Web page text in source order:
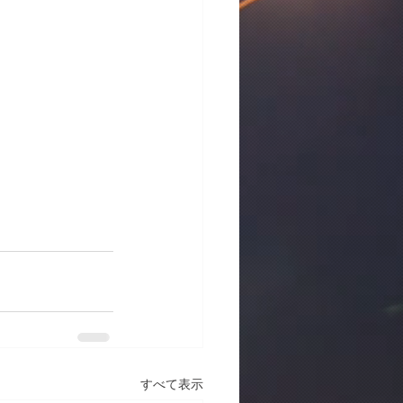
すべて表示